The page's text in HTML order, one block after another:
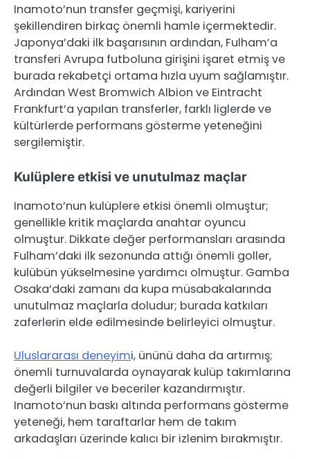
Inamoto’nun transfer geçmişi, kariyerini
şekillendiren birkaç önemli hamle içermektedir.
Japonya’daki ilk başarısının ardından, Fulham’a
transferi Avrupa futboluna girişini işaret etmiş ve
burada rekabetçi ortama hızla uyum sağlamıştır.
Ardından West Bromwich Albion ve Eintracht
Frankfurt’a yapılan transferler, farklı liglerde ve
kültürlerde performans gösterme yeteneğini
sergilemiştir.
Kulüplere etkisi ve unutulmaz maçlar
Inamoto’nun kulüplere etkisi önemli olmuştur;
genellikle kritik maçlarda anahtar oyuncu
olmuştur. Dikkate değer performansları arasında
Fulham’daki ilk sezonunda attığı önemli goller,
kulübün yükselmesine yardımcı olmuştur. Gamba
Osaka’daki zamanı da kupa müsabakalarında
unutulmaz maçlarla doludur; burada katkıları
zaferlerin elde edilmesinde belirleyici olmuştur.
Uluslararası deneyimi, ününü daha da artırmış;
önemli turnuvalarda oynayarak kulüp takımlarına
değerli bilgiler ve beceriler kazandırmıştır.
Inamoto’nun baskı altında performans gösterme
yeteneği, hem taraftarlar hem de takım
arkadaşları üzerinde kalıcı bir izlenim bırakmıştır.